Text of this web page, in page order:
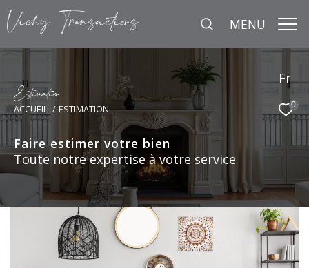
Fr
0
MENU
Esimaio
ACCUEIL ESTIMATION
Faire estimer votre bien
Toute notre expertise à votre service